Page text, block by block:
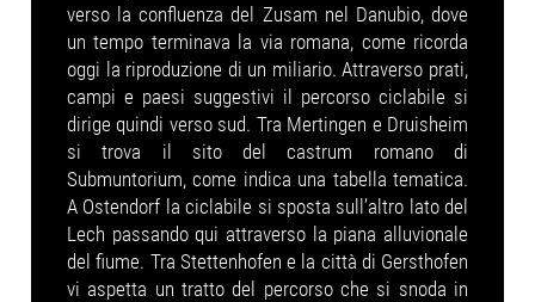
verso la confluenza del Zusam nel Danubio, dove
un tempo terminava la via romana, come ricorda
oggi la riproduzione di un miliario. Attraverso prati,
campi e paesi suggestivi il percorso ciclabile si
dirige quindi verso sud. Tra Mertingen e Druisheim
si trova il sito del castrum romano di
Submuntorium, come indica una tabella tematica.
A Ostendorf la ciclabile si sposta sull’altro lato del
Lech passando qui attraverso la piana alluvionale
del fiume. Tra Stettenhofen e la città di Gersthofen
vi aspetta un tratto del percorso che si snoda in